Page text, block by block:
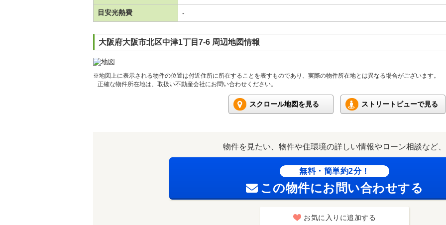
目安光熱費 -
大阪府大阪市北区中津1丁目7-6 周辺地図情報
※地図上に表示される物件の位置は付近住所に所在することを表すものであり、実際の物件所在地とは異なる場合がございます。
正確な物件所在地は、取扱い不動産会社にお問い合わせください。
スクロール地図を見る ストリートビューで見る
物件を見たい、物件や住環境の詳しい情報やローン相談など、
無料・簡単約2分！
この物件にお問い合わせする
お気に入りに追加する